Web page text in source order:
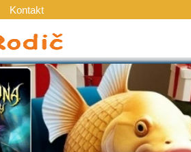
Kontakt